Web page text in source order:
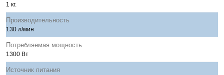
1 кг.
Производительность
130 л/мин
Потребляемая мощность
1300 Вт
Источник питания